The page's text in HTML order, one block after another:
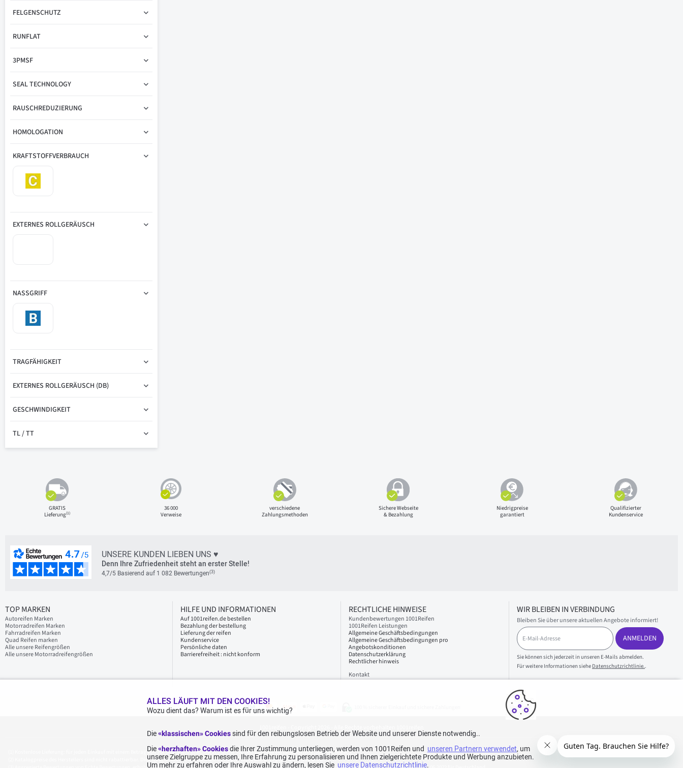
FELGENSCHUTZ
RUNFLAT
3PMSF
SEAL TECHNOLOGY
RAUSCHREDUZIERUNG
HOMOLOGATION
KRAFTSTOFFVERBRAUCH
EXTERNES ROLLGERÄUSCH
NASSGRIFF
TRAGFÄHIGKEIT
EXTERNES ROLLGERÄUSCH (DB)
GESCHWINDIGKEIT
TL / TT
GRATIS
Lieferung(1)
36 000
Verweise
verschiedene
Zahlungsmethoden
Sichere Webseite
& Bezahlung
Niedrigpreise
garantiert
Qualifizierter
Kundenservice
UNSERE KUNDEN LIEBEN UNS ♥
Denn Ihre Zufriedenheit steht an erster Stelle!
4,7/5 Basierend auf 1 082 Bewertungen(3)
TOP MARKEN
Autoreifen Marken
Motorradreifen Marken
Fahrradreifen Marken
Quad Reifen marken
Alle unsere Reifengrößen
Alle unsere Motorradreifengrößen
HILFE UND INFORMATIONEN
Auf 1001reifen.de bestellen
Bezahlung der bestellung
Lieferung der reifen
Kundenservice
Persönliche daten
Barrierefreiheit : nicht konform
RECHTLICHE HINWEISE
Kundenbewertungen 1001Reifen
1001Reifen Leistungen
Allgemeine Geschäftsbedingungen
Allgemeine Geschäftsbedingungen pro
Angebotskonditionen
Datenschutzerklärung
Rechtlicher hinweis
Kontakt
WIR BLEIBEN IN VERBINDUNG
Bleiben Sie über unsere aktuellen Angebote informiert!
E
-
M
a
i
l
A
d
r
e
e
ANMELDEN
Sie können sich jederzeit in unseren E-Mails abmelden.
Für weitere Informationen siehe Datenschutzrichtlinie..
Kostenlose Lieferung: für jeden Einkauf mit einem Betrag von 70€ oder mehr (inkl. MwSt.) (unter 70€ betragen die Versandkosten 7,90€ inkl. MwSt.).
Katalogpreise des Herstellers sind nicht rabattierbar. Dies spiegelt nicht die allgemein auf dieser Webseite angegebenen Preise wider.
ALLES LÄUFT MIT DEN COOKIES!
Wozu dient das? Warum ist es für uns wichtig?
Die«klassischen» Cookiessind für den reibungslosen Betrieb der Website und unserer Dienste notwendig..
Die«herzhaften» Cookies die Ihrer Zustimmung unterliegen, werden von 1001Reifen und unseren Partnern verwendet, um
unsere Zielgruppe zu messen, Ihre Erfahrung zu personalisieren und Ihnen zielgerichtete Produkte und Werbung anzubieten.
Um mehr zu erfahren oder Ihre Auswahl zu ändern, lesen Sie unsere Datenschutzrichtlinie.